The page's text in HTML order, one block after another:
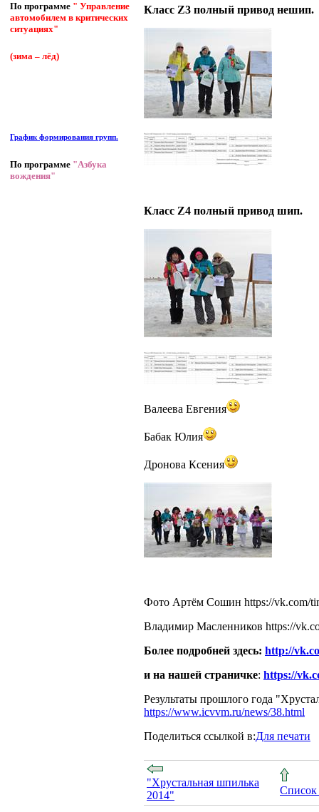
По программе " Управление
автомобилем в критических
ситуациях"
(зима – лёд)
График формирования групп.
По программе "Азбука
вождения"
Класс Z3 полный привод нешип.
Класс Z4 полный привод шип.
Валеева Евгения
Бабак Юлия
Дронова Ксения
Фото Артём Сошин https://vk.com/
Владимир Масленников https://
Более подробней здесь: http://
и на нашей страничке: https://
Результаты прошлого года
https://www.icvvm.ru/news/38.html
Поделиться ссылкой в:Для печати
"Хрустальная шпилька
2014"
Список